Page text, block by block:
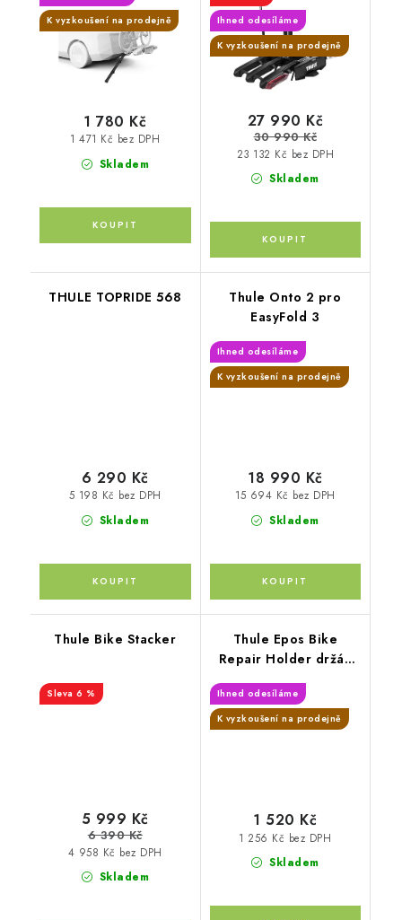
K vyzkoušení na prodejně
Skladem
1 471 Kč bez DPH
1 780 Kč
Ihned odesíláme
K vyzkoušení na prodejně
Skladem
23 132 Kč bez DPH
27 990 Kč
30 990 Kč
THULE TOPRIDE 568
Skladem
5 198 Kč bez DPH
6 290 Kč
Thule Onto 2 pro
EasyFold 3
Ihned odesíláme
K vyzkoušení na prodejně
Skladem
15 694 Kč bez DPH
18 990 Kč
Thule Bike Stacker
6 %
Skladem
4 958 Kč bez DPH
5 999 Kč
6 390 Kč
Thule Epos Bike
Repair Holder držák
pro opravy kol
Ihned odesíláme
K vyzkoušení na prodejně
Skladem
1 256 Kč bez DPH
1 520 Kč